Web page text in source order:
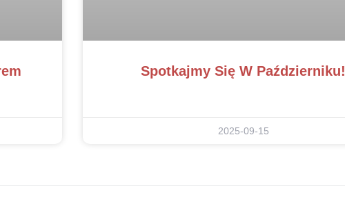
Spotkajmy Się W Październiku!
2025-09-15